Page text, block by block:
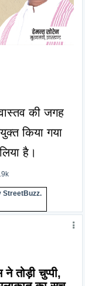
की जगह
किया गया
है।
StreetBuzz.
तोड़ी चुप्पी,